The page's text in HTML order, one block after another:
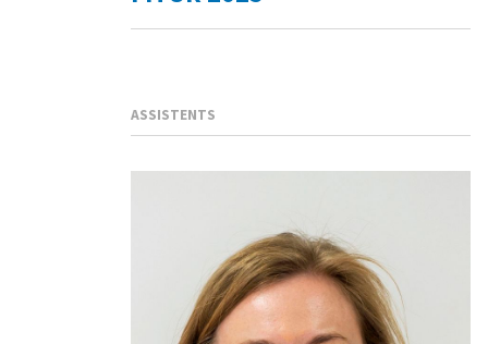
ASSISTENTS